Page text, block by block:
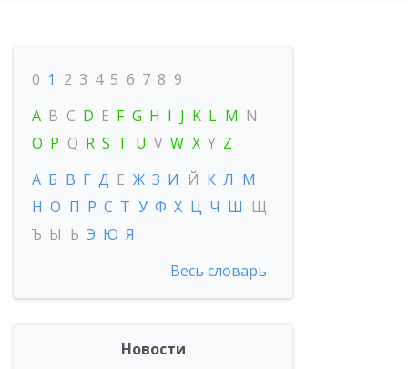
0 1 2 3 4 5 6 7 8 9
A B C D E F G H I J K L M N
O P Q R S T U V W X Y Z
А Б В Г Д Е Ж З И Й К Л М
Н О П Р С Т У Ф Х Ц Ч Ш Щ
Ъ Ы Ь Э Ю Я
Весь словарь
Новости